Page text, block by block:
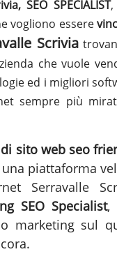
SEO SPECIALIST,
vogliono essere
Scrivia
che vuole
ed i migliori
sempre più
sito web seo
piattaforma
Serravalle
SEO Specialist,
marketing sul